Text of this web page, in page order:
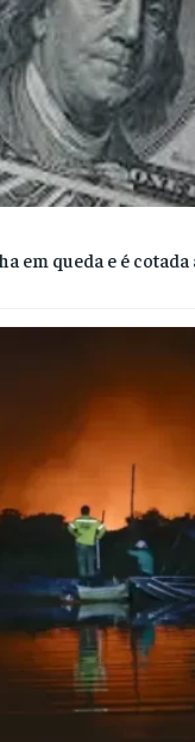
em queda e é cotada